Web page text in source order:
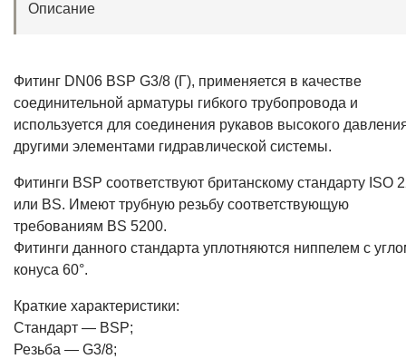
Описание
Фитинг DN06 BSP G3/8 (Г), применяется в качестве
соединительной арматуры гибкого трубопровода и
используется для соединения рукавов высокого
другими элементами гидравлической системы.
Фитинги BSP соответствуют британскому стандарту ISO
или BS. Имеют трубную резьбу соответствующую
требованиям BS 5200.
Фитинги данного стандарта уплотняются ниппелем с
конуса 60°.
Краткие характеристики:
Стандарт — BSP;
Резьба — G3/8;